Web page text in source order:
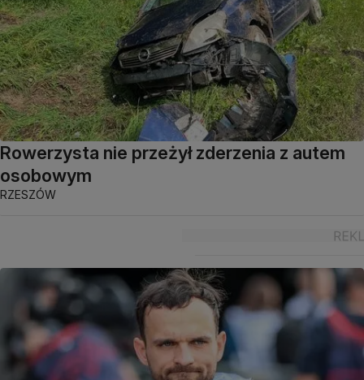
Rowerzysta nie przeżył zderzenia z autem
osobowym
RZESZÓW